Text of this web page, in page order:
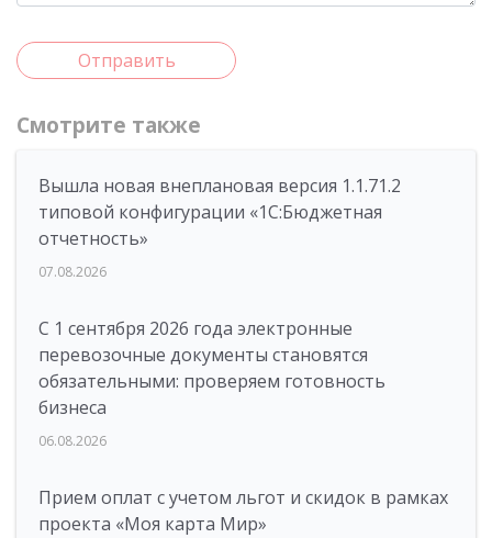
Отправить
Смотрите также
Вышла новая внеплановая версия 1.1.71.2
типовой конфигурации «1C:Бюджетная
отчетность»
07.08.2026
С 1 сентября 2026 года электронные
перевозочные документы становятся
обязательными: проверяем готовность
бизнеса
06.08.2026
Прием оплат с учетом льгот и скидок в рамках
проекта «Моя карта Мир»